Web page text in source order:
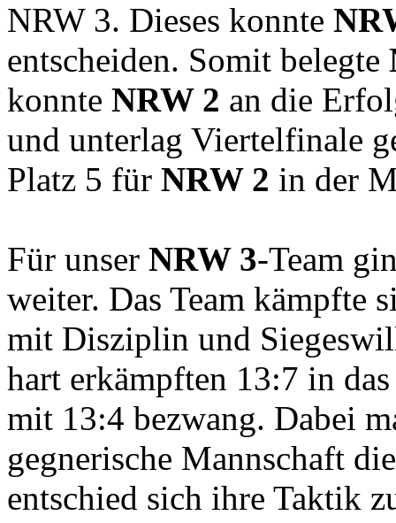
NRW 3. Dieses konnte
entscheiden. Somit belegte
konnte NRW 2 an die
und unterlag Viertelfinale
Platz 5 für NRW 2 in der
Für unser NRW 3-Team
weiter. Das Team kämpfte
mit Disziplin und
hart erkämpften 13:7 in
mit 13:4 bezwang. Dabei
gegnerische Mannschaft
entschied sich ihre Taktik